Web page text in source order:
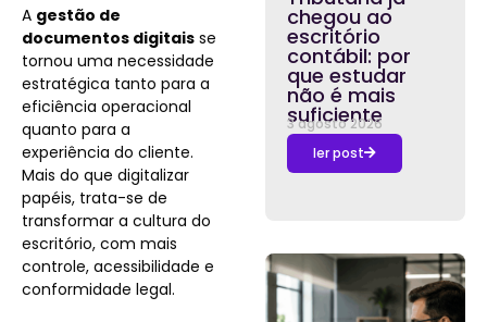
A gestão de
documentos digitais se
tornou uma necessidade
estratégica tanto para a
eficiência operacional
quanto para a
experiência do cliente.
Mais do que digitalizar
papéis, trata-se de
transformar a cultura do
escritório, com mais
controle, acessibilidade e
conformidade legal.
chegou ao
escritório
contábil: por
que estudar
não é mais
suficiente
3 agosto 2026
ler post